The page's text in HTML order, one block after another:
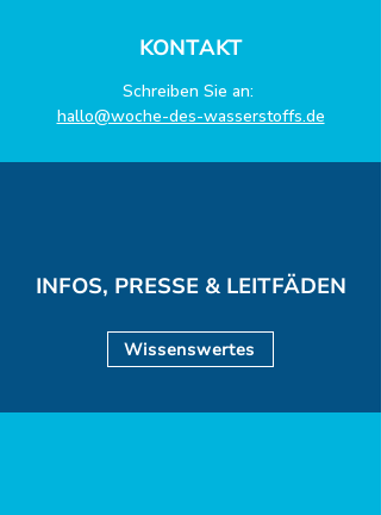
KONTAKT
Schreiben Sie an:
hallo@woche-des-wasserstoffs.de
INFOS, PRESSE & LEITFÄDEN
Wissenswertes